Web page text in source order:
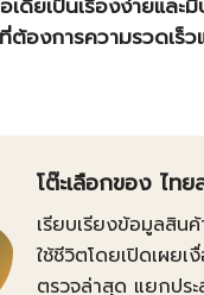
ต้องการความรวดเร็
โต๊ะเลือกของ ไทย
เรียบเรียงข้อมูลสิน
ใช้ชีวิตโดยเปิดเผยเ
ตรวจล่าสุด แยกปร